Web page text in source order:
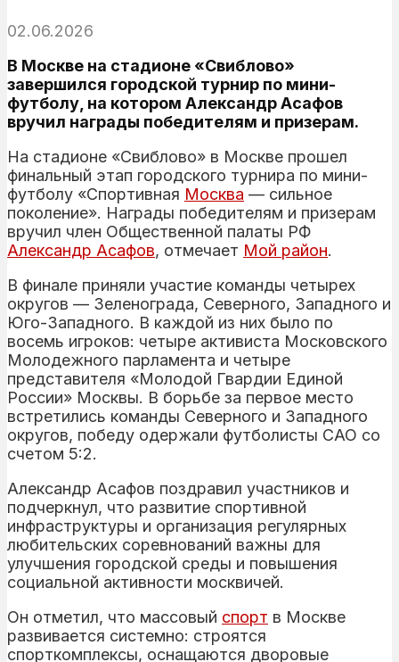
02.06.2026
В Москве на стадионе «Свиблово»
завершился городской турнир по мини-
футболу, на котором Александр Асафов
вручил награды победителям и призерам.
На стадионе «Свиблово» в Москве прошел
финальный этап городского турнира по мини-
футболу «Спортивная Москва — сильное
поколение». Награды победителям и призерам
вручил член Общественной палаты РФ
Александр Асафов, отмечает Мой район.
В финале приняли участие команды четырех
округов — Зеленограда, Северного, Западного и
Юго-Западного. В каждой из них было по
восемь игроков: четыре активиста Московского
Молодежного парламента и четыре
представителя «Молодой Гвардии Единой
России» Москвы. В борьбе за первое место
встретились команды Северного и Западного
округов, победу одержали футболисты САО со
счетом 5:2.
Александр Асафов поздравил участников и
подчеркнул, что развитие спортивной
инфраструктуры и организация регулярных
любительских соревнований важны для
улучшения городской среды и повышения
социальной активности москвичей.
Он отметил, что массовый спорт в Москве
развивается системно: строятся
спорткомплексы, оснащаются дворовые